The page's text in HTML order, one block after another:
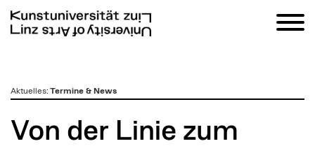
zumAktuelles: Termine & News
Von der Linie zum